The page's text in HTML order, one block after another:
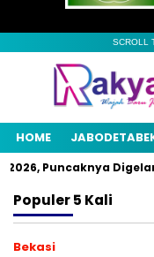
SCROLL
HOME
Puncaknya Digelar
Populer5 Kali
Bekasi